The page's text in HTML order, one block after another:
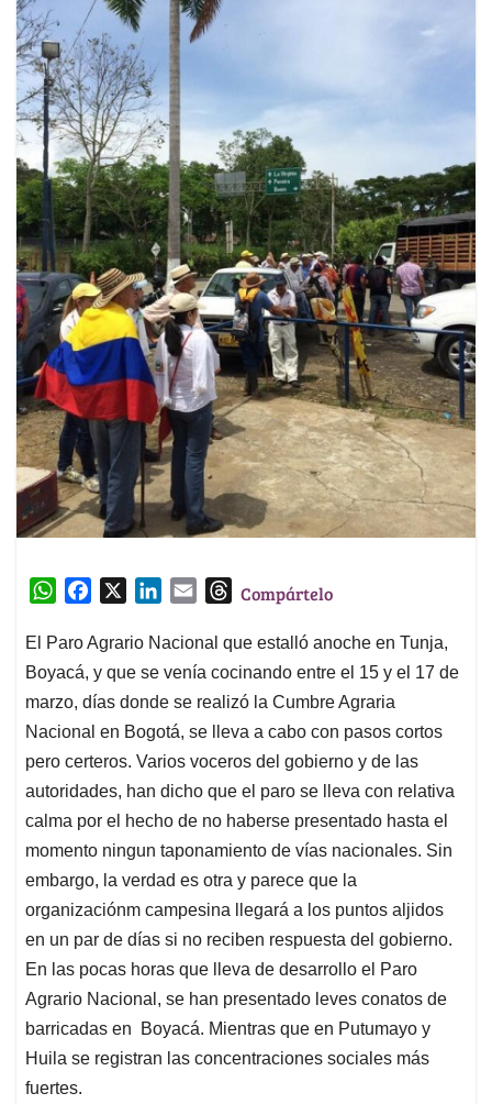
W
a
t
s
A
p
c
e
b
o
k
n
k
e
d
I
n
a
i
l
T
r
e
a
d
Compártelo
El Paro Agrario Nacional que estalló anoche en Tunja,
Boyacá, y que se venía cocinando entre el 15 y el 17 de
marzo, días donde se realizó la Cumbre Agraria
Nacional en Bogotá, se lleva a cabo con pasos cortos
pero certeros. Varios voceros del gobierno y de las
autoridades, han dicho que el paro se lleva con relativa
calma por el hecho de no haberse presentado hasta el
momento ningun taponamiento de vías nacionales. Sin
embargo, la verdad es otra y parece que la
organizaciónm campesina llegará a los puntos aljidos
en un par de días si no reciben respuesta del gobierno.
En las pocas horas que lleva de desarrollo el Paro
Agrario Nacional, se han presentado leves conatos de
barricadas en Boyacá. Mientras que en Putumayo y
Huila se registran las concentraciones sociales más
fuertes.